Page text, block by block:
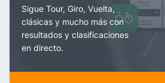
Sigue Tour, Giro, Vuelta,
clásicas y mucho más con
resultados y clasificaciones
en directo.